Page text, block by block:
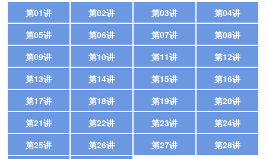
第01讲 第02讲 第03讲
第04讲
第05讲
第06讲 第07讲
第08讲
第09讲
第10讲 第11讲
第12讲
第13讲
第14讲 第15讲
第16讲
第17讲
第18讲 第19讲
第20讲
第21讲
第22讲 第23讲
第24讲
第25讲
第26讲 第27讲
第28讲